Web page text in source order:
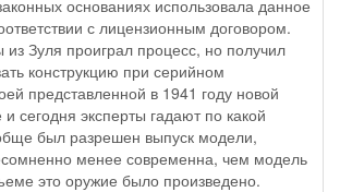
основаниях использовала данное
с лицензионным договором.
Зуля проиграл процесс, но получил
конструкцию при серийном
представленной в 1941 году новой
сегодня эксперты гадают по какой
был разрешен выпуск модели,
менее современна, чем модель
это оружие было произведено.